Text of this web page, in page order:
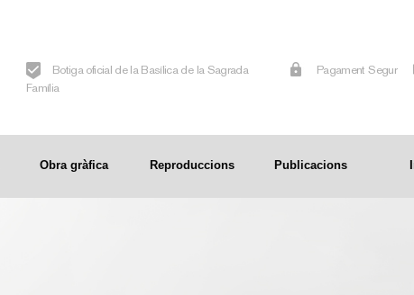
Botiga oficial de la Basílica de la Sagrada
Família
Pagament Segur
Obra gràfica Reproduccions Publicacions